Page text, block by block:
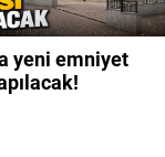
yeni emniyet